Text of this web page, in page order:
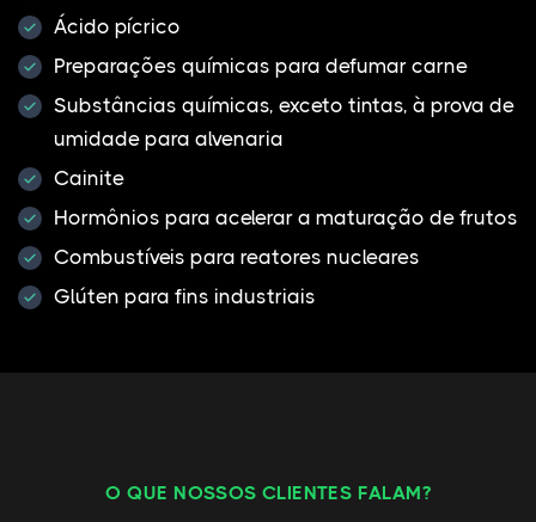
Ácido pícrico
Preparações químicas para defumar carne
Substâncias químicas, exceto tintas, à prova de
umidade para alvenaria
Cainite
Hormônios para acelerar a maturação de frutos
Combustíveis para reatores nucleares
Glúten para fins industriais
O QUE NOSSOS CLIENTES FALAM?